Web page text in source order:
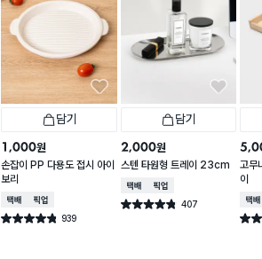
담기
1,000원
손잡이 PP 다용도 접시 아이
보리
택배배송매장픽업
별점 4.8점 939
건 작성
담기
2,000원
스텐 타원형 트레이 23cm
택배배송매장픽업
별점 4.8점 407
건 작성
고무
이
택배
별점